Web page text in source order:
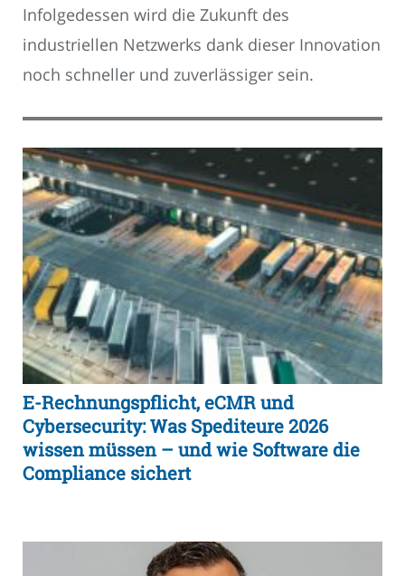
Infolgedessen wird die Zukunft des
industriellen Netzwerks dank dieser Innovation
noch schneller und zuverlässiger sein.
E-Rechnungspflicht, eCMR und
Cybersecurity: Was Spediteure 2026
wissen müssen – und wie Software die
Compliance sichert